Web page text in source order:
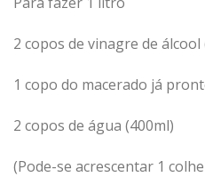
2 copos de vinagre de álcool
1 copo do macerado já
2 copos de água (400ml)
(Pode-se acrescentar 1